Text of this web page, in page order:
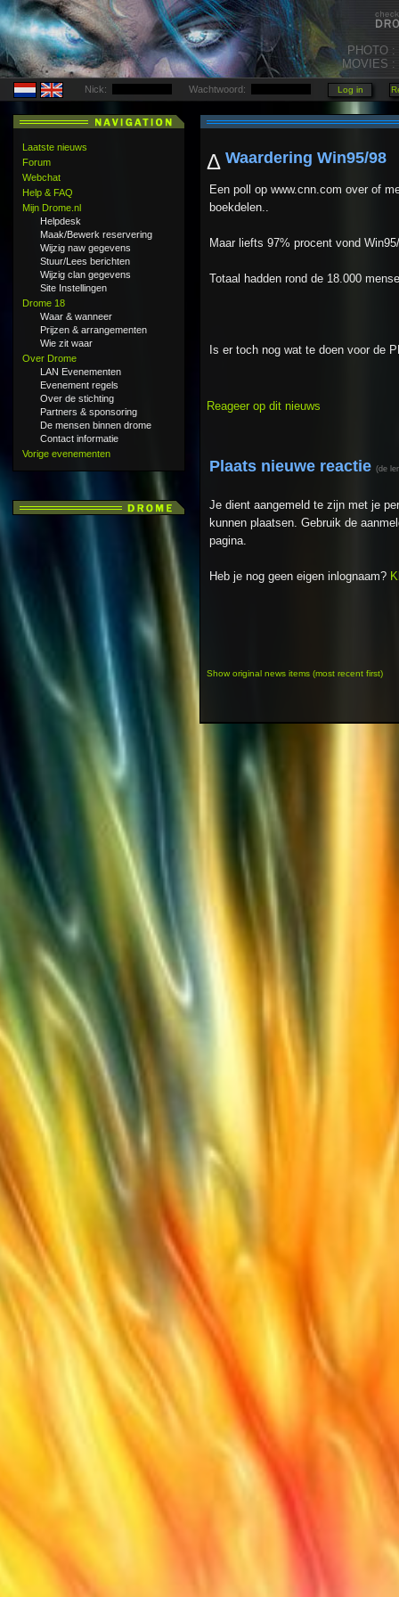
PHOTO :
MOVIES :
Nick: Wachtwoord:
Laatste nieuws
Forum
Webchat
Help & FAQ
Mijn Drome.nl
Helpdesk
Maak/Bewerk reservering
Wijzig naw gegevens
Stuur/Lees berichten
Wijzig clan gegevens
Site Instellingen
Drome 18
Waar & wanneer
Prijzen & arrangementen
Wie zit waar
Over Drome
LAN Evenementen
Evenement regels
Over de stichting
Partners & sponsoring
De mensen binnen drome
Contact informatie
Vorige evenementen
Δ Waardering Win95/98
Een poll op www.cnn.com over of
boekdelen..
Maar liefts 97% procent vond
Totaal hadden rond de 18.000
Is er toch nog wat te doen voor de
Reageer op dit nieuws
Plaats nieuwe reactie (de
Je dient aangemeld te zijn met je
kunnen plaatsen. Gebruik de
pagina.
Heb je nog geen eigen inlognaam?
Show original news items (most recent first)